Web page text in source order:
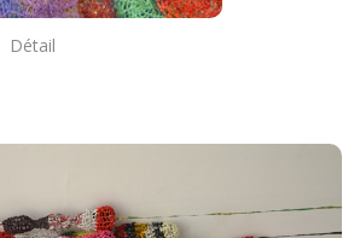
Détail